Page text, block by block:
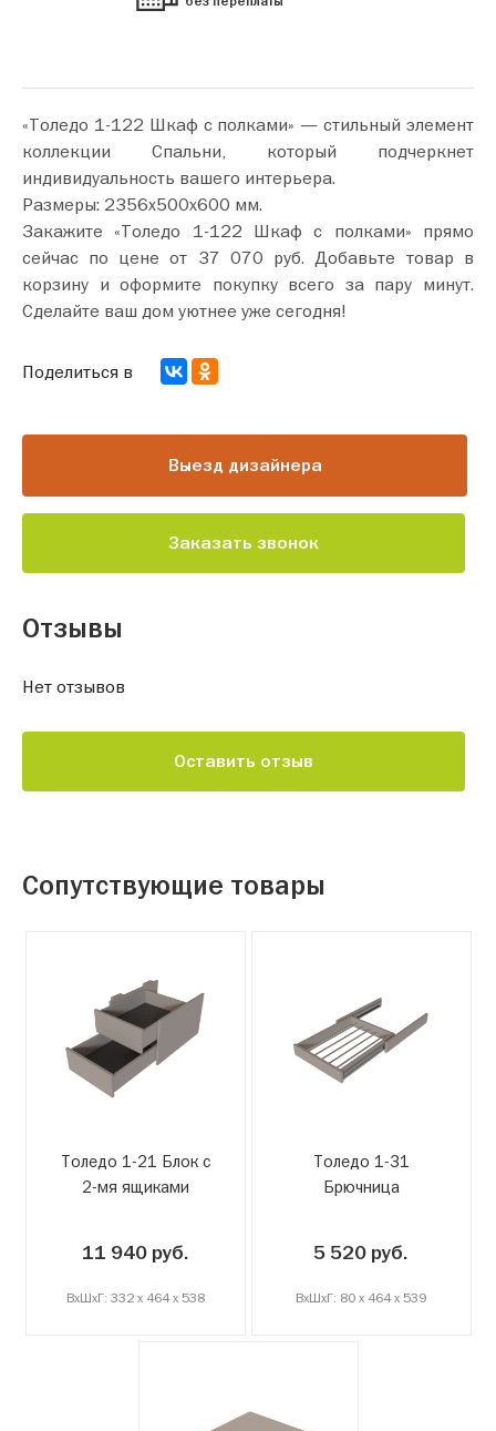
«Толедо 1-122 Шкаф с полками» — стильный элемент
коллекции Спальни, который подчеркнет
индивидуальность вашего интерьера.
Размеры: 2356х500х600 мм.
Закажите «Толедо 1-122 Шкаф с полками» прямо
сейчас по цене от 37 070 руб. Добавьте товар в
корзину и оформите покупку всего за пару минут.
Сделайте ваш дом уютнее уже сегодня!
Выезд дизайнера
Заказать звонок
Поделиться в
Отзывы
Нет отзывов
Оставить отзыв
Сопутствующие товары
Толедо 1-21 Блок с
2-мя ящиками
11 940 руб.
ВxШxГ: 332 x 464 x 538
Толедо 1-31
Брючница
5 520 руб.
ВxШxГ: 80 x 464 x 539